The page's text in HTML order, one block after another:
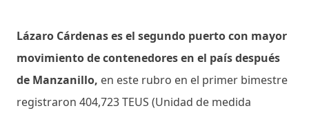
Lázaro Cárdenas es el segundo puerto con mayor
movimiento de contenedores en el país después
de Manzanillo, en este rubro en el primer bimestre
registraron 404,723 TEUS (Unidad de medida